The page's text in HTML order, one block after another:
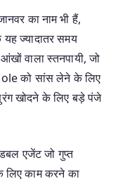
का नाम भी हैं,
ज्यादातर समय
वाला स्तनपायी, जो
को सांस लेने के लिए
खोदने के लिए बड़े पंजे
एजेंट जो गुप्त
काम करने का